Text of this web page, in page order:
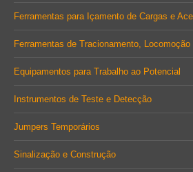
Ferramentas para Içamento de Cargas e
Ferramentas de Tracionamento, Locomoção
Equipamentos para Trabalho ao Potencial
Instrumentos de Teste e Detecção
Jumpers Temporários
Sinalização e Construção